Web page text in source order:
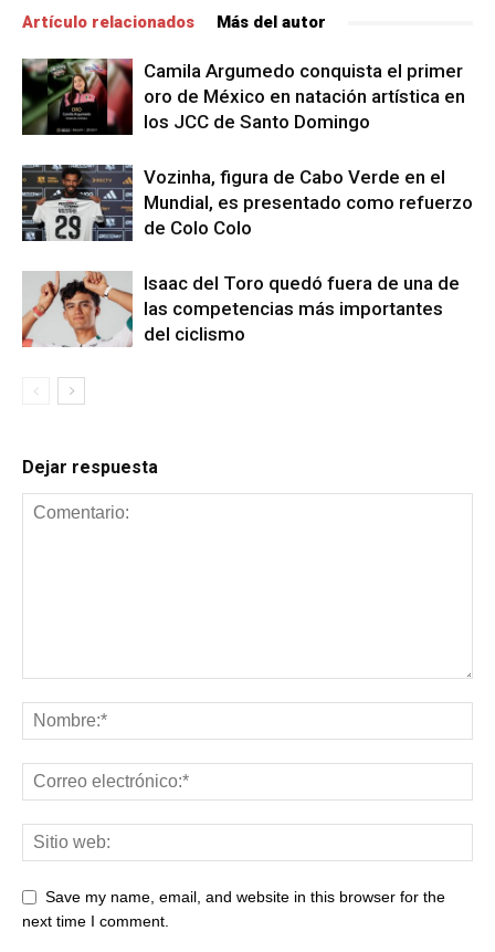
Artículo relacionados Más del autor
Camila Argumedo conquista el primer
oro de México en natación artística en
los JCC de Santo Domingo
Vozinha, figura de Cabo Verde en el
Mundial, es presentado como refuerzo
de Colo Colo
Isaac del Toro quedó fuera de una de
las competencias más importantes
del ciclismo
Dejar respuesta
Save my name, email, and website in this browser for the
next time I comment.